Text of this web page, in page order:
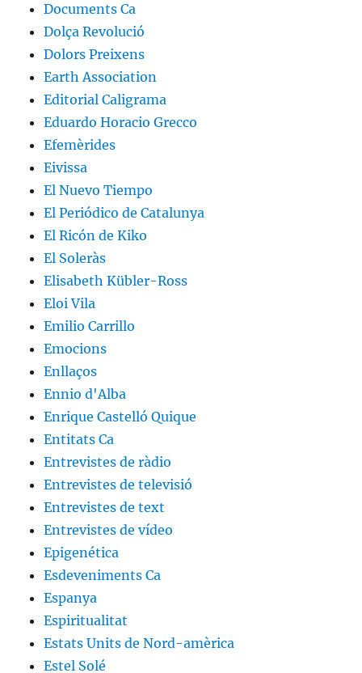
Documents Ca
Dolça Revolució
Dolors Preixens
Earth Association
Editorial Caligrama
Eduardo Horacio Grecco
Efemèrides
Eivissa
El Nuevo Tiempo
El Periódico de Catalunya
El Ricón de Kiko
El Soleràs
Elisabeth Kübler-Ross
Eloi Vila
Emilio Carrillo
Emocions
Enllaços
Ennio d'Alba
Enrique Castelló Quique
Entitats Ca
Entrevistes de ràdio
Entrevistes de televisió
Entrevistes de text
Entrevistes de vídeo
Epigenética
Esdeveniments Ca
Espanya
Espiritualitat
Estats Units de Nord-amèrica
Estel Solé